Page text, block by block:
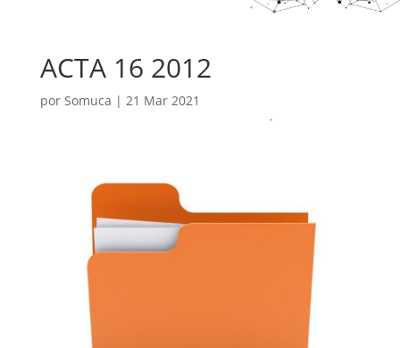
ACTA 16 2012
por Somuca | 21 Mar 2021